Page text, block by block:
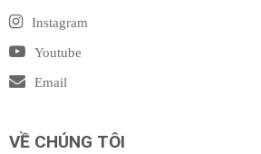
Instagram
Youtube
Email
VỀ CHÚNG TÔI